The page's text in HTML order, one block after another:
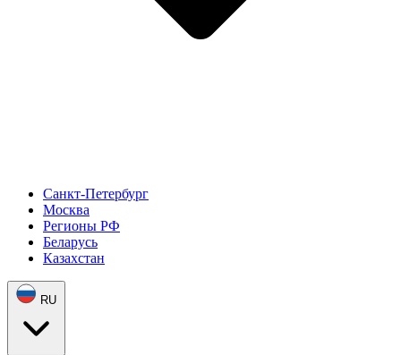
Санкт-Петербург
Москва
Регионы РФ
Беларусь
Казахстан
RU